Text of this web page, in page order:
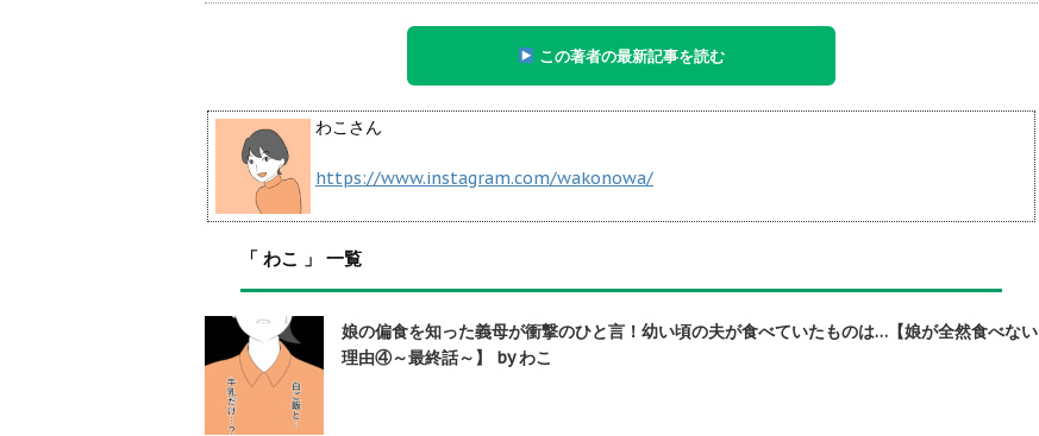
この著者の最新記事を読む
わこさん
https://www.instagram.com/wakonowa/
「 わこ 」 一覧
娘の偏食を知った義母が衝撃のひと言！幼い頃の夫が食べていたものは…【娘が全然食べない
理由④～最終話～】 by わこ